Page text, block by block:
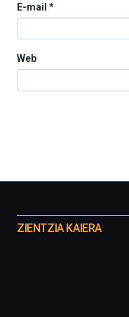
E-mail *
Web
proyectos
ZIENTZIA KAIERA